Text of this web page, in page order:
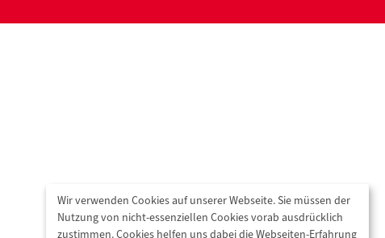
Wir verwenden Cookies auf unserer Webseite. Sie müssen der
Nutzung von nicht-essenziellen Cookies vorab ausdrücklich
zustimmen. Cookies helfen uns dabei die Webseiten-Erfahrung